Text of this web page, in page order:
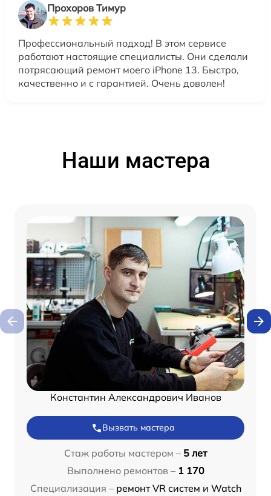
Прохоров Тимур
Профессиональный подход! В этом сервисе
работают настоящие специалисты. Они сделали
потрясающий ремонт моего iPhone 13. Быстро,
качественно и с гарантией. Очень доволен!
Наши мастера
Константин Александрович Иванов
Вызвать мастера
Стаж работы мастером – 5 лет
Выполнено ремонтов – 1 170
Специализация – ремонт VR систем и Watch